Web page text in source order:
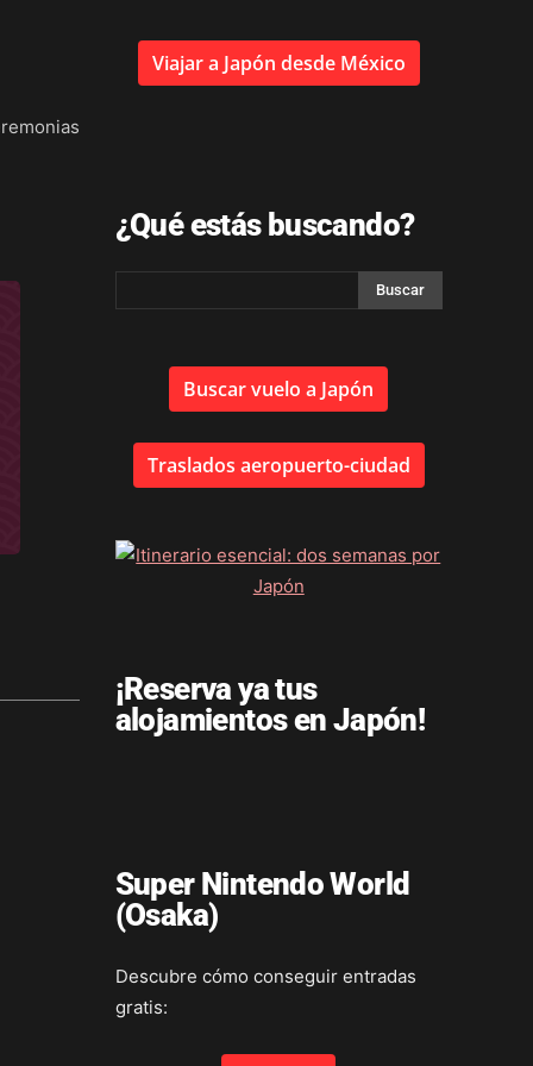
Viajar a Japón desde México
¿Qué estás buscando?
Buscar vuelo a Japón
Traslados aeropuerto-ciudad
¡Reserva ya tus
alojamientos en Japón!
Super Nintendo World
(Osaka)
Descubre cómo conseguir entradas
gratis: